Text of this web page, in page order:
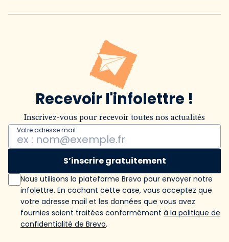
Recevoir l'infolettre !
Inscrivez-vous pour recevoir toutes nos actualités
Votre adresse mail
S’inscrire gratuitement
Nous utilisons la plateforme Brevo pour envoyer notre
infolettre. En cochant cette case, vous acceptez que
votre adresse mail et les données que vous avez
fournies soient traitées conformément à la politique de
confidentialité de Brevo.